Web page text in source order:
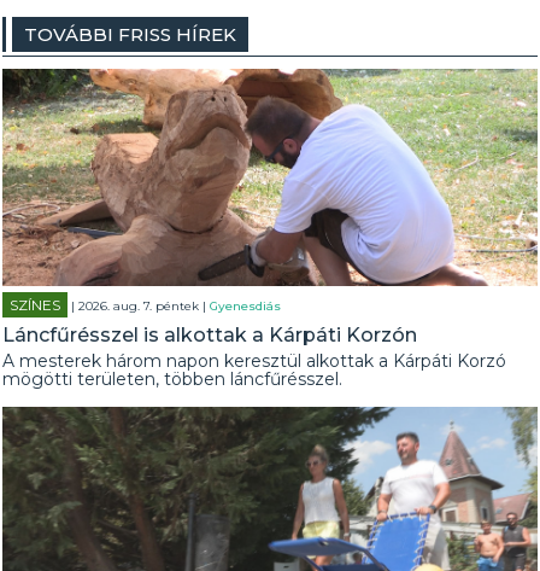
TOVÁBBI FRISS HÍREK
SZÍNES | 2026. aug. 7. péntek |Gyenesdiás
Láncfűrésszel is alkottak a Kárpáti Korzón
A mesterek három napon keresztül alkottak a Kárpáti Korzó
mögötti területen, többen láncfűrésszel.